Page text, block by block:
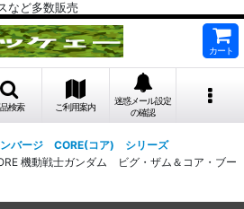
など多数販売
カート
検索 ご利用案内
迷惑メール設定
の確認
バージ CORE(コア) シリーズ
機動戦士ガンダム ビグ・ザム＆コア・ブー